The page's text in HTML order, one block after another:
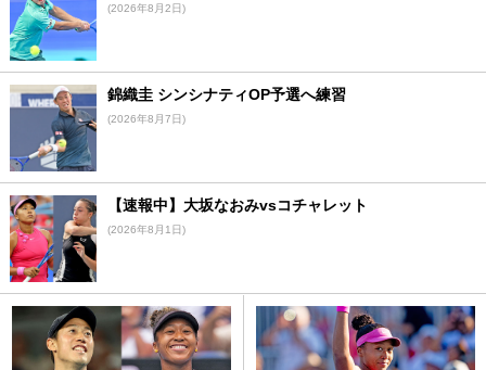
(2026年8月2日)
錦織圭 シンシナティOP予選へ練習
(2026年8月7日)
【速報中】大坂なおみvsコチャレット
(2026年8月1日)